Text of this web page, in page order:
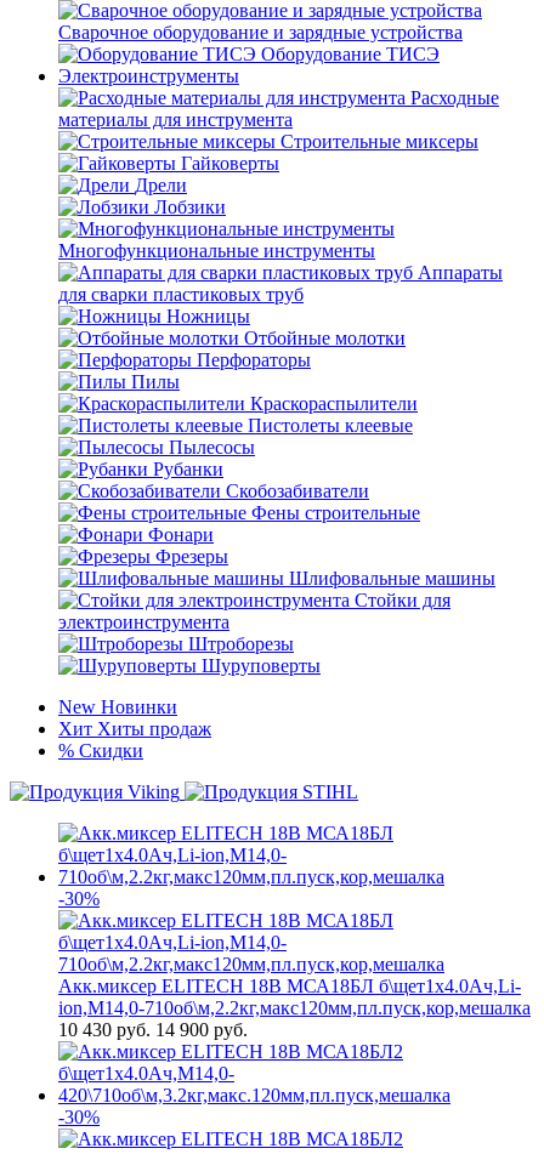
Сварочное оборудование и зарядные устройства
Оборудование ТИСЭ
Электроинструменты
Расходные
материалы для инструмента
Строительные миксеры
Гайковерты
Дрели
Лобзики
Многофункциональные инструменты
Аппараты
для сварки пластиковых труб
Ножницы
Отбойные молотки
Перфораторы
Пилы
Краскораспылители
Пистолеты клеевые
Пылесосы
Рубанки
Скобозабиватели
Фены строительные
Фонари
Фрезеры
Шлифовальные машины
Стойки для
электроинструмента
Штроборезы
Шуруповерты
New Новинки
Хит Хиты продаж
% Скидки
-30%
Акк.миксер ELITECH 18В МСА18БЛ б\щет1х4.0Ач,Li-
ion,М14,0-710об\м,2.2кг,макс120мм,пл.пуск,кор,мешалка
10 430 руб. 14 900 руб.
-30%